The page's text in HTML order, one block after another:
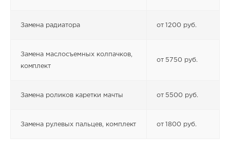
Замена радиатора от 1200 руб.
Замена маслосъемных колпачков,
комплект
от 5750 руб.
Замена роликов каретки мачты от 5500 руб.
Замена рулевых пальцев, комплект от 1800 руб.